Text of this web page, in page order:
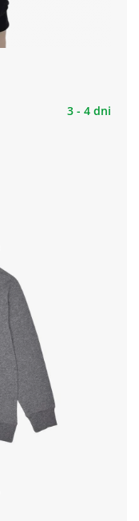
3 - 4 dni